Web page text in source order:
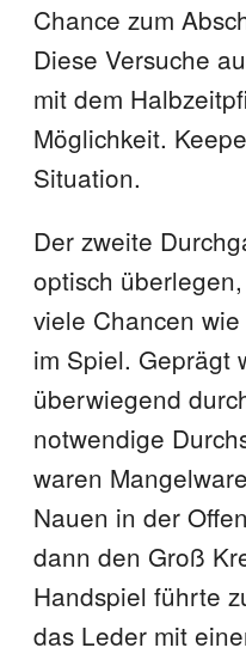
Chance zum
Diese Versuche
mit dem
Möglichkeit.
Situation.
Der zweite
optisch
viele Chancen
im Spiel. Geprägt
überwiegend
notwendige
waren
Nauen in der
dann den Groß
Handspiel führte
das Leder mit